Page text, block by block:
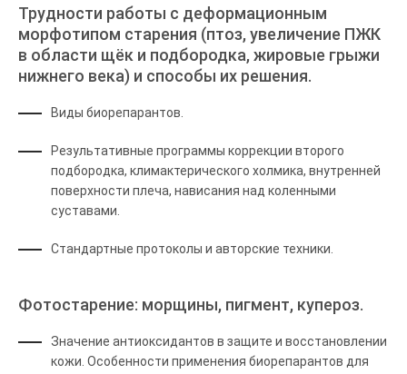
Трудности работы с деформационным
морфотипом старения (птоз, увеличение ПЖК
в области щёк и подбородка, жировые грыжи
нижнего века) и способы их решения.
Виды биорепарантов.
Результативные программы коррекции второго
подбородка, климактерического холмика, внутренней
поверхности плеча, нависания над коленными
суставами.
Стандартные протоколы и авторские техники.
Фотостарение: морщины, пигмент, купероз.
Значение антиоксидантов в защите и восстановлении
кожи. Особенности применения биорепарантов для